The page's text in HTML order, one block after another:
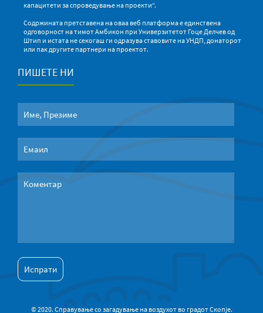
капацитети за спроведување на проекти“.
Содржината претставена на оваа веб платформа е единствена
одговорност на тимот Амбикон при Универзитетот Гоце Делчев од
Штип и истата не секогаш ги одразува ставовите на УНДП, донаторот
или пак другите партнери на проектот.
ПИШЕТЕ НИ
© 2020. Справување со загадување на воздухот во градот Скопје.